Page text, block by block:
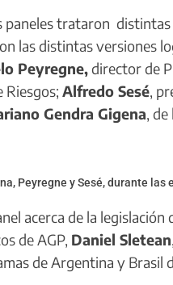
trataron distintas
las distintas versiones
Peyregne,director de
Riesgos; Alfredo Sesé,
Gendra Gigena,
Peyregne y Sesé, durante las
acerca de la
de AGP, Daniel Sletean
de Argentina y Brasil